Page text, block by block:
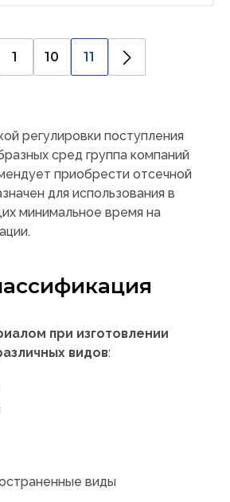
1 10 11
регулировки поступления
сред группа компаний
приобрести отсечной
для использования в
минимальное время на
при изготовлении
видов:
виды